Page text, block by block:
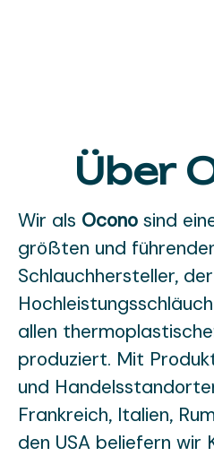
Über
Wir als Ocono sind
größten und
Schlauchhersteller, der
allen
produziert. Mit
und
Frankreich, Italien,
den USA beliefern wir